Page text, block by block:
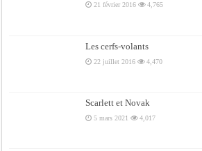
21 février 2016 4,765
Les cerfs-volants
22 juillet 2016 4,470
Scarlett et Novak
5 mars 2021 4,017